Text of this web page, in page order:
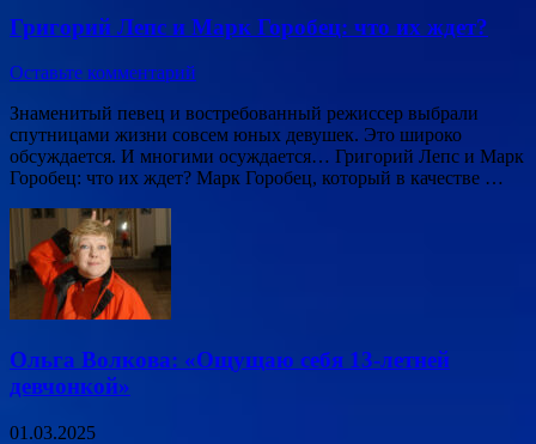
Григорий Лепс и Марк Горобец: что их ждет?
Оставьте комментарий
Знаменитый певец и востребованный режиссер выбрали
спутницами жизни совсем юных девушек. Это широко
обсуждается. И многими осуждается… Григорий Лепс и Марк
Горобец: что их ждет? Марк Горобец, который в качестве …
Ольга Волкова: «Ощущаю себя 13-летней
девчонкой»
01.03.2025